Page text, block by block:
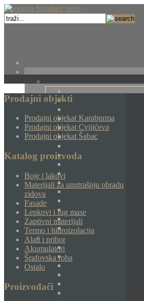
Prodajni objekti
Prodajni objekat Karaburma
Prodajni objekat Cvijićeva
Prodajni objekat Šabac
Katalog proizvoda
Boje i lakovi
Materijali za unutrašnju obradu
zidova
Fasade
Lepkovi i fug mase
Zaptivni materijali
Termo i hidroizolacija
Alati i pribor
Akumulatori
Šrafovska roba
Ostalo
Proizvođači